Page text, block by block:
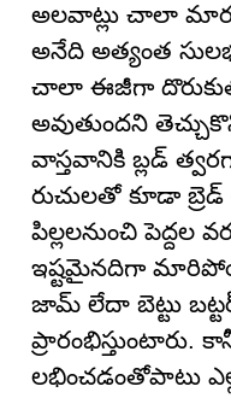
అలవాట్లు చాలా
అనేది అత్యంత
చాలా ఈజీగా
అవుతుందని
వాస్తవానికి బ్లడ్
రుచులతో కూడా బ్రెడ్
పిల్లలనుంచి పెద్దల
ఇష్టమైనదిగా
జామ్ లేదా బెట్టు
ప్రారంభిస్తుంటారు.
లభించడంతోపాటు